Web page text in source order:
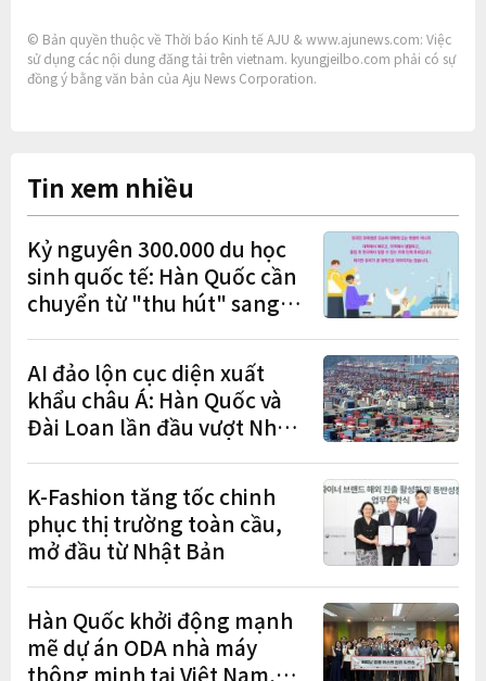
© Bản quyền thuộc về Thời báo Kinh tế AJU & www.ajunews.com: Việc
sử dụng các nội dung đăng tải trên vietnam. kyungjeilbo.com phải có sự
đồng ý bằng văn bản của Aju News Corporation.
Tin xem nhiều
Kỷ nguyên 300.000 du học
sinh quốc tế: Hàn Quốc cần
chuyển từ "thu hút" sang
cư"
AI đảo lộn cục diện xuất
khẩu châu Á: Hàn Quốc và
Đài Loan lần đầu vượt Nhật
K-Fashion tăng tốc chinh
phục thị trường toàn cầu,
mở đầu từ Nhật Bản
Hàn Quốc khởi động mạnh
mẽ dự án ODA nhà máy
thông minh tại Việt Nam,